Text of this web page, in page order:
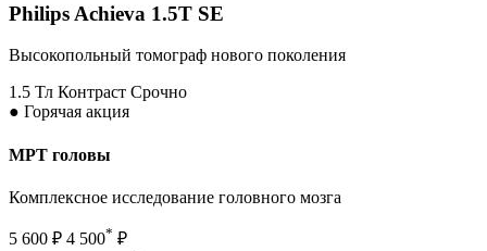
Philips Achieva 1.5T SE
Высокопольный томограф нового поколения
1.5 Тл Контраст Срочно
● Горячая акция
МРТ головы
Комплексное исследование головного мозга
5 600 ₽ 4 500* ₽